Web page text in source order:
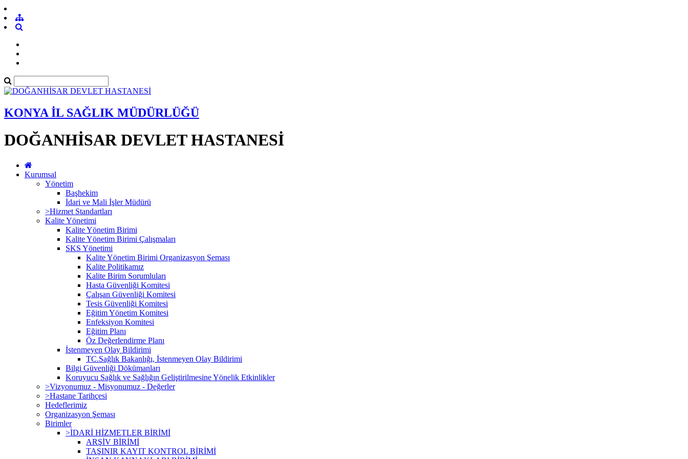
KONYA İL SAĞLIK MÜDÜRLÜĞÜ
DOĞANHİSAR DEVLET HASTANESİ
Kurumsal
Yönetim
Başhekim
İdari ve Mali İşler Müdürü
>Hizmet Standartları
Kalite Yönetimi
Kalite Yönetim Birimi
Kalite Yönetim Birimi Çalışmaları
SKS Yönetimi
Kalite Yönetim Birimi Organizasyon Şeması
Kalite Politikamız
Kalite Birim Sorumluları
Hasta Güvenliği Komitesi
Çalışan Güvenliği Komitesi
Tesis Güvenliği Komitesi
Eğitim Yönetim Komitesi
Enfeksiyon Komitesi
Eğitim Planı
Öz Değerlendirme Planı
İstenmeyen Olay Bildirimi
TC.Sağlık Bakanlığı, İstenmeyen Olay Bildirimi
Bilgi Güvenliği Dökümanları
Koruyucu Sağlık ve Sağlığın Geliştirilmesine Yönelik Etkinlikler
>Vizyonumuz - Misyonumuz - Değerler
>Hastane Tarihçesi
Hedeflerimiz
Organizasyon Şeması
Birimler
>İDARİ HİZMETLER BİRİMİ
ARŞİV BİRİMİ
TAŞINIR KAYIT KONTROL BİRİMİ